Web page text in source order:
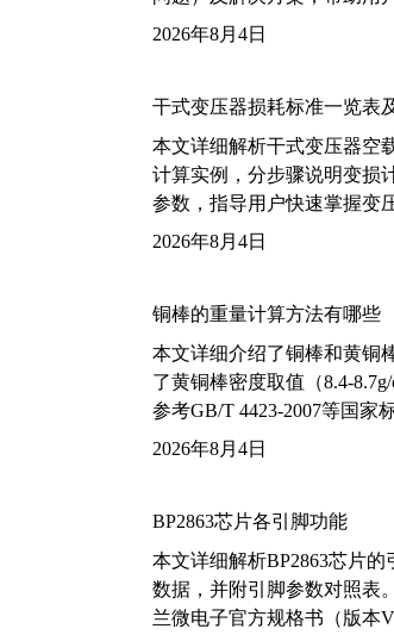
2026年8月4日
干式变压器损耗标准一览表
本文详细解析干式变压器空
计算实例，分步骤说明变损
参数，指导用户快速掌握变
2026年8月4日
铜棒的重量计算方法有哪些
本文详细介绍了铜棒和黄铜
了黄铜棒密度取值（8.4-
参考GB/T 4423-2007等国家标
2026年8月4日
BP2863芯片各引脚功能
本文详细解析BP2863芯片
数据，并附引脚参数对照表
兰微电子官方规格书（版本